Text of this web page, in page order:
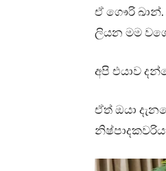
ඒ ගෞරි
ලියන මම
අපි එයාව
ඒත් ඔයා